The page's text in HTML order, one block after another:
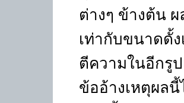
ต่างๆ ข้างต้น
เท่ากับขนาดดั้ง
ตีความในอีกรู
ข้ออ้างเหตุผล